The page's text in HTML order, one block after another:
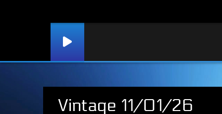
Vintage 11/01/26